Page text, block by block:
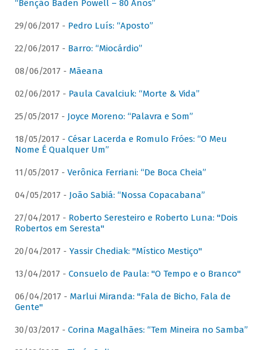
“Bênção Baden Powell – 80 Anos”
29/06/2017 - Pedro Luís: “Aposto”
22/06/2017 - Barro: “Miocárdio”
08/06/2017 - Mãeana
02/06/2017 - Paula Cavalciuk: “Morte & Vida”
25/05/2017 - Joyce Moreno: “Palavra e Som”
18/05/2017 - César Lacerda e Romulo Fróes: “O Meu
Nome É Qualquer Um”
11/05/2017 - Verônica Ferriani: “De Boca Cheia”
04/05/2017 - João Sabiá: “Nossa Copacabana”
27/04/2017 - Roberto Seresteiro e Roberto Luna: "Dois
Robertos em Seresta"
20/04/2017 - Yassir Chediak: "Místico Mestiço"
13/04/2017 - Consuelo de Paula: "O Tempo e o Branco"
06/04/2017 - Marlui Miranda: "Fala de Bicho, Fala de
Gente"
30/03/2017 - Corina Magalhães: “Tem Mineira no Samba”